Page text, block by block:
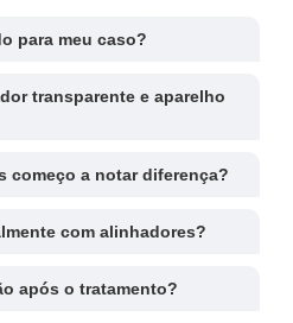
para meu caso?
transparente e aparelho
começo a notar diferença?
com alinhadores?
após o tratamento?